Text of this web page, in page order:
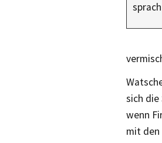
sich
wenn
mit den